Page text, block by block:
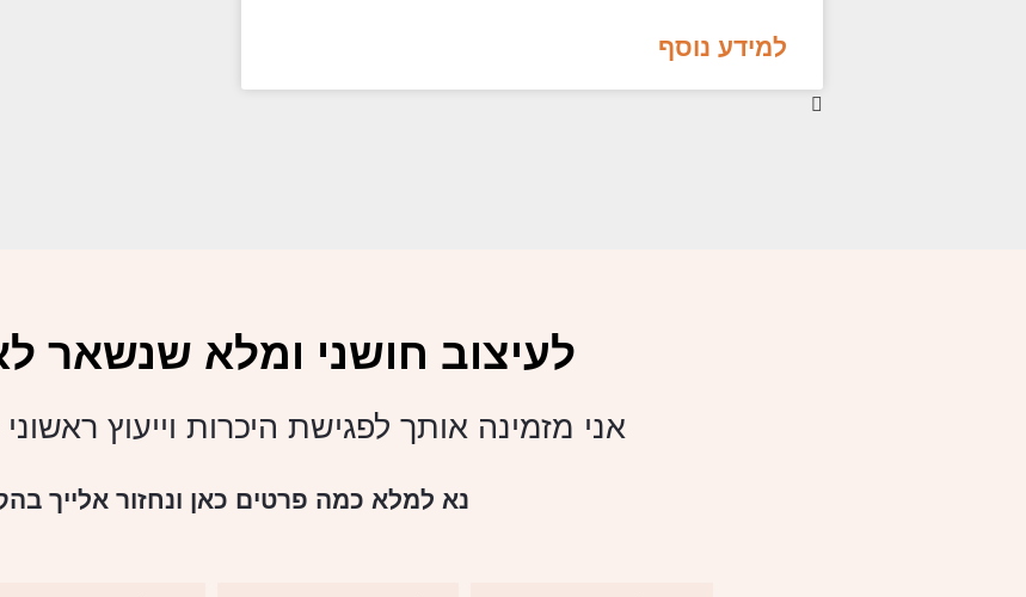
למידע נוסף
לעיצוב חושני ומלא שנשאר
אני מזמינה אותך לפגישת היכרות וייעוץ
נא למלא כמה פרטים כאן ונחזור אלייך